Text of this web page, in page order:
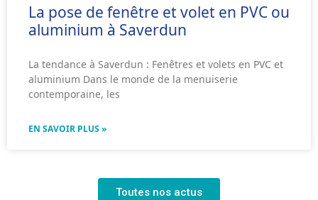
La pose de fenêtre et volet en PVC ou
aluminium à Saverdun
La tendance à Saverdun : Fenêtres et volets en PVC et
aluminium Dans le monde de la menuiserie
contemporaine, les
EN SAVOIR PLUS »
Toutes nos actus